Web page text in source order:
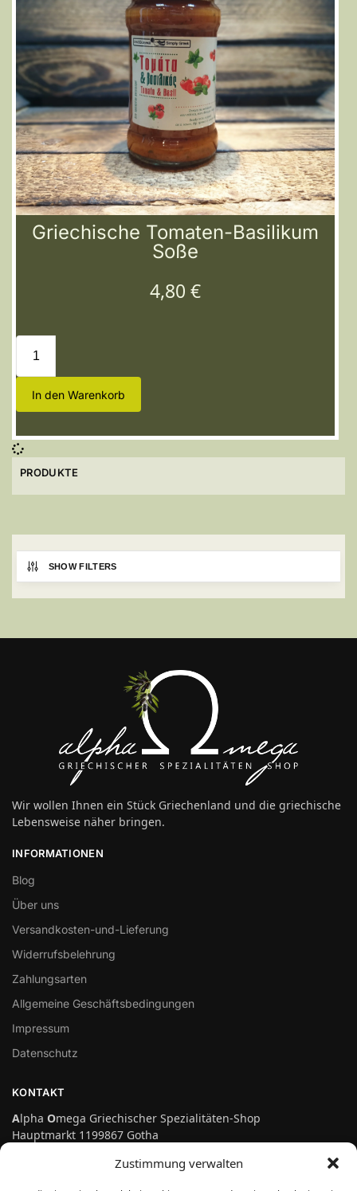
Zustimmung verwalten
Griechische Tomaten-Basilikum
Soße
4,80 €
In den Warenkorb
PRODUKTE
SHOW FILTERS
Wir wollen Ihnen ein Stück Griechenland und die griechische
Lebensweise näher bringen.
INFORMATIONEN
Blog
Über uns
Versandkosten-und-Lieferung
Widerrufsbelehrung
Zahlungsarten
Allgemeine Geschäftsbedingungen
Impressum
Datenschutz
KONTAKT
Alpha Omega Griechischer Spezialitäten-Shop
Hauptmarkt 1199867 Gotha
info@genuss-auf-griechisch.de